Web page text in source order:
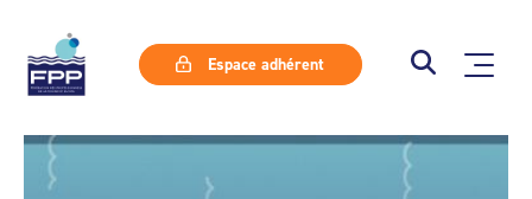
Espace adhérent